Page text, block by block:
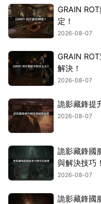
GRAIN
定！
2026-08-07
GRAIN
解決！
2026-08-07
詭影藏鋒提
2026-08-07
詭影藏鋒國
與解決技巧！
2026-08-07
詭影藏鋒國